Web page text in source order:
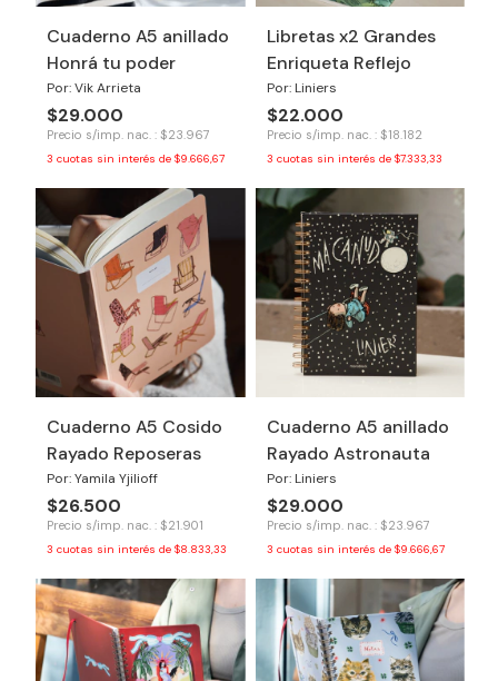
Cuaderno A5 anillado
Honrá tu poder
Por: Vik Arrieta
$29.000
Precio s/imp. nac. : $23.967
3 cuotas sin interés de $9.666,67
Libretas x2 Grandes
Enriqueta Reflejo
Por: Liniers
$22.000
Precio s/imp. nac. : $18.182
3 cuotas sin interés de $7.333,33
Cuaderno A5 Cosido
Rayado Reposeras
Por: Yamila Yjilioff
$26.500
Precio s/imp. nac. : $21.901
3 cuotas sin interés de $8.833,33
Cuaderno A5 anillado
Rayado Astronauta
Por: Liniers
$29.000
Precio s/imp. nac. : $23.967
3 cuotas sin interés de $9.666,67